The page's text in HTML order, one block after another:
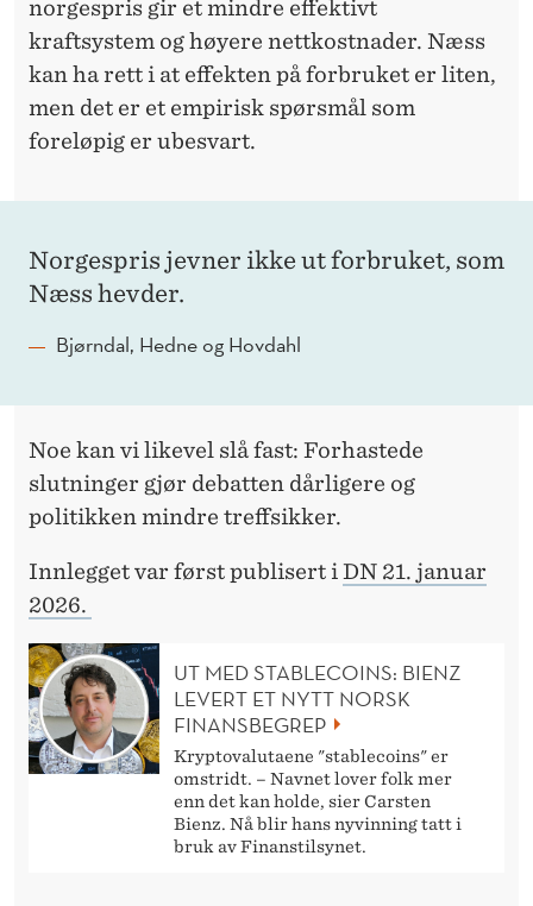
norgespris gir et mindre effektivt
kraftsystem og høyere nettkostnader. Næss
kan ha rett i at effekten på forbruket er liten,
men det er et empirisk spørsmål som
foreløpig er ubesvart.
Norgespris jevner ikke ut forbruket, som
Næss hevder.
Bjørndal, Hedne og Hovdahl
Noe kan vi likevel slå fast: Forhastede
slutninger gjør debatten dårligere og
politikken mindre treffsikker.
Innlegget var først publisert i DN 21. januar
2026.
UT MED STABLECOINS: BIENZ
LEVERT ET NYTT NORSK
FINANSBEGREP
Kryptovalutaene "stablecoins" er
omstridt. – Navnet lover folk mer
enn det kan holde, sier Carsten
Bienz. Nå blir hans nyvinning tatt i
bruk av Finanstilsynet.